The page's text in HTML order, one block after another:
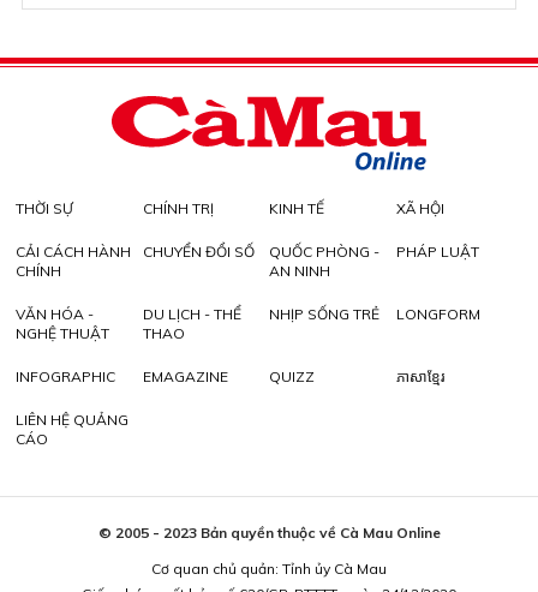
THỜI SỰ CHÍNH TRỊ KINH TẾ XÃ HỘI
CẢI CÁCH HÀNH
CHÍNH
CHUYỂN ĐỔI SỐ
QUỐC PHÒNG -
AN NINH
PHÁP LUẬT
VĂN HÓA -
NGHỆ THUẬT
DU LỊCH - THỂ
THAO
NHỊP SỐNG TRẺ LONGFORM
INFOGRAPHIC EMAGAZINE QUIZZ ភាសាខ្មែរ
LIÊN HỆ QUẢNG
CÁO
© 2005 - 2023 Bản quyền thuộc về Cà Mau Online
Cơ quan chủ quản: Tỉnh ủy Cà Mau